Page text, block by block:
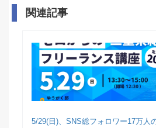
関連記事
5/29(日)、SNS総フォロワー17万人